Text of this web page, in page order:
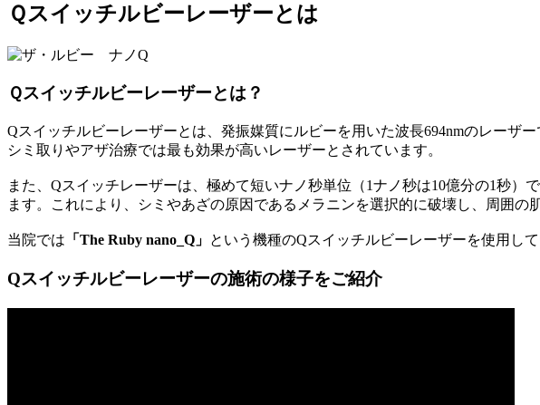
Ｑスイッチルビーレーザーとは
Ｑスイッチルビーレーザーとは？
Qスイッチルビーレーザーとは、発振媒質にルビーを用いた波長694nmのレーザ
シミ取りやアザ治療では最も効果が高いレーザーとされています。
また、Qスイッチレーザーは、極めて短いナノ秒単位（1ナノ秒は10億分の1秒
ます。これにより、シミやあざの原因であるメラニンを選択的に破壊し、周囲の
当院では 「The Ruby nano_Q」 という機種のQスイッチルビーレーザーを使用し
Qスイッチルビーレーザーの施術の様子をご紹介